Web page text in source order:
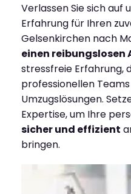
Verlassen Sie sich auf
Erfahrung für Ihren
Gelsenkirchen nach
einen reibungslosen
stressfreie Erfahrung,
professionellen
Umzugslösungen.
Expertise, um Ihre
sicher und effizient
bringen.